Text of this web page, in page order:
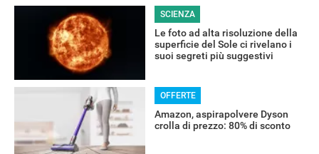
SCIENZA
Le foto ad alta risoluzione della
superficie del Sole ci rivelano i
suoi segreti più suggestivi
OFFERTE
Amazon, aspirapolvere Dyson
crolla di prezzo: 80% di sconto